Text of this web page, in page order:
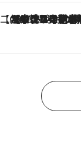
【CREA×星野リゾート】唯一無二。
2026.8.7
【トンボの足水浴】ヒノキの香りに包まれて涼感マックス！約13℃の湧水か